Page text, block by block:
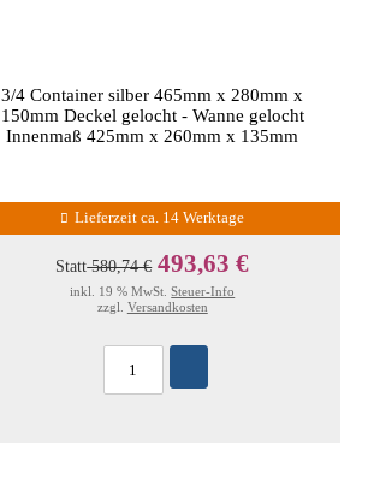
3/4 Container silber 465mm x 280mm x
150mm Deckel gelocht - Wanne gelocht
Innenmaß 425mm x 260mm x 135mm
Lieferzeit ca. 14 Werktage
Statt580,74 € 493,63 €
inkl. 19 % MwSt.Steuer-Info
zzgl. Versandkosten